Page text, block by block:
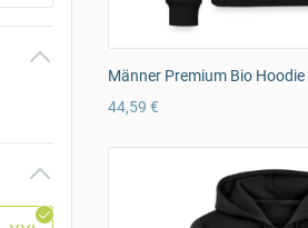
Männer Premium Bio Hoodie
44,59 €